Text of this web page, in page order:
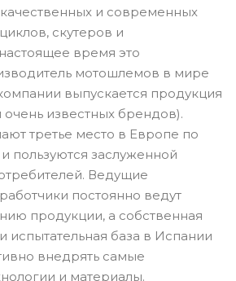
качественных и современных
скутеров и
время это
мотошлемов в мире
выпускается продукция
известных брендов).
третье место в Европе по
пользуются заслуженной
Ведущие
постоянно ведут
продукции, а собственная
испытательная база в Испании
внедрять самые
и материалы.